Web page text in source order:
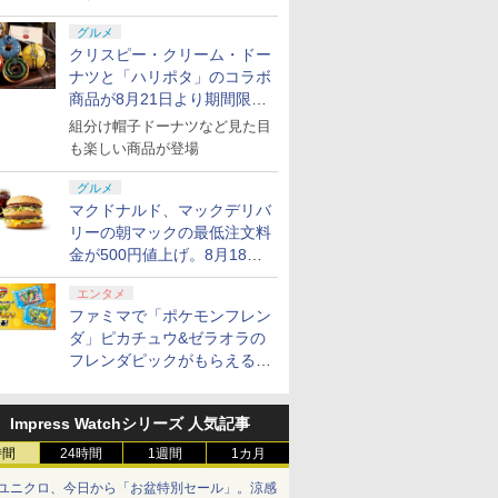
グルメ
クリスピー・クリーム・ドー
ナツと「ハリポタ」のコラボ
商品が8月21日より期間限定
で発売
組分け帽子ドーナツなど見た目
も楽しい商品が登場
グルメ
マクドナルド、マックデリバ
リーの朝マックの最低注文料
金が500円値上げ。8月18日
より1,500円から受付
エンタメ
ファミマで「ポケモンフレン
ダ」ピカチュウ&ゼラオラの
フレンダピックがもらえるキ
Impress Watchシリーズ 人気記事
24時間 1週間 1カ月
ニクロ、今日から「お盆特別セール」。涼感